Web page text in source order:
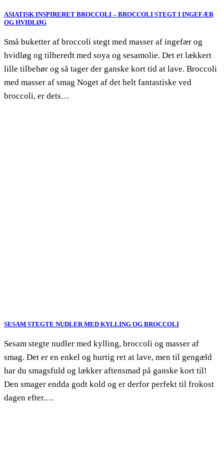
ASIATISK INSPIRERET BROCCOLI – BROCCOLI STEGT I INGEFÆR
OG HVIDLØG
Små buketter af broccoli stegt med masser af ingefær og
hvidløg og tilberedt med soya og sesamolie. Det et lækkert
lille tilbehør og så tager der ganske kort tid at lave. Broccoli
med masser af smag Noget af det helt fantastiske ved
broccoli, er dets…
SESAM STEGTE NUDLER MED KYLLING OG BROCCOLI
Sesam stegte nudler med kylling, broccoli og masser af
smag. Det er en enkel og hurtig ret at lave, men til gengæld
har du smagsfuld og lækker aftensmad på ganske kort til!
Den smager endda godt kold og er derfor perfekt til frokost
dagen efter.…